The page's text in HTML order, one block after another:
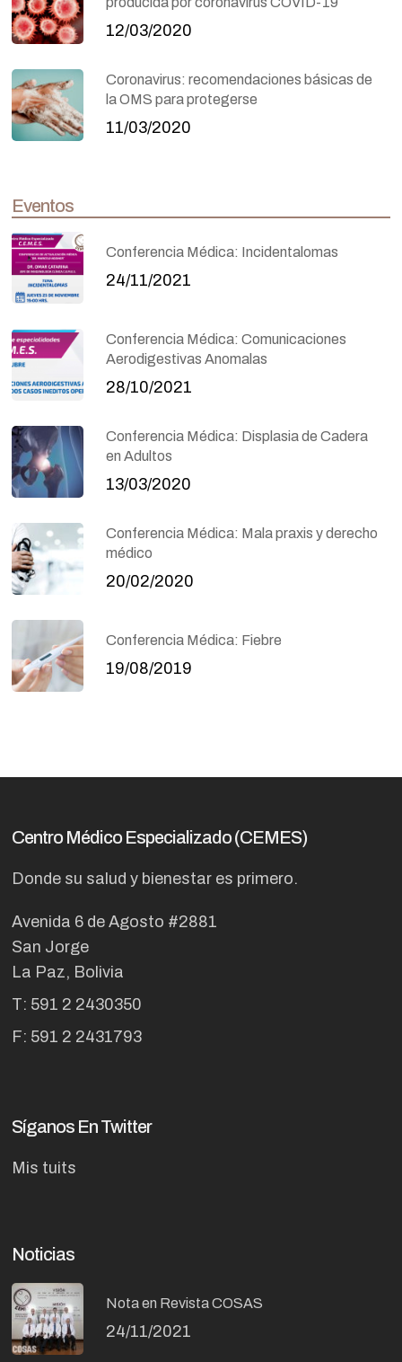
12/03/2020
Coronavirus: recomendaciones básicas de
la OMS para protegerse
11/03/2020
Eventos
Conferencia Médica: Incidentalomas
24/11/2021
Conferencia Médica: Comunicaciones
Aerodigestivas Anomalas
28/10/2021
Conferencia Médica: Displasia de Cadera
en Adultos
13/03/2020
Conferencia Médica: Mala praxis y derecho
médico
20/02/2020
Conferencia Médica: Fiebre
19/08/2019
Centro Médico Especializado (CEMES)
Donde su salud y bienestar es primero.
Avenida 6 de Agosto #2881
San Jorge
La Paz, Bolivia
T: 591 2 2430350
F: 591 2 2431793
Síganos En Twitter
Mis tuits
Noticias
Nota en Revista COSAS
24/11/2021